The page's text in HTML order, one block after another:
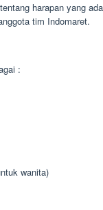
harapan yang
tim Indomaret.
:
wanita)